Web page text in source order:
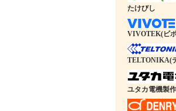
たけびし
VIVOTEK(ビ
TELTONIKA(
ユタカ電機製